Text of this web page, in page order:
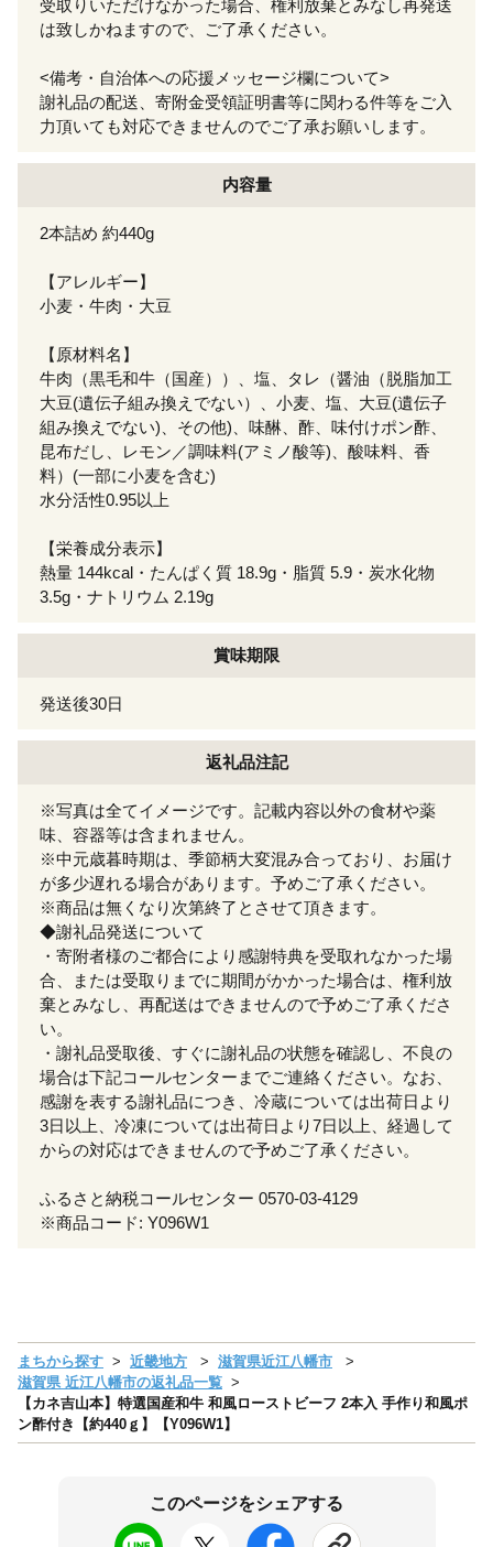
受取りいただけなかった場合、権利放棄とみなし再発送
は致しかねますので、ご了承ください。
<備考・自治体への応援メッセージ欄について>
謝礼品の配送、寄附金受領証明書等に関わる件等をご入
力頂いても対応できませんのでご了承お願いします。
内容量
2本詰め 約440g
【アレルギー】
小麦・牛肉・大豆
【原材料名】
牛肉（黒毛和牛（国産））、塩、タレ（醤油（脱脂加工
大豆(遺伝子組み換えでない）、小麦、塩、大豆(遺伝子
組み換えでない)、その他)、味醂、酢、味付けポン酢、
昆布だし、レモン／調味料(アミノ酸等)、酸味料、香
料）(一部に小麦を含む)
水分活性0.95以上
【栄養成分表示】
熱量 144kcal・たんぱく質 18.9g・脂質 5.9・炭水化物
3.5g・ナトリウム 2.19g
賞味期限
発送後30日
返礼品注記
※写真は全てイメージです。記載内容以外の食材や薬
味、容器等は含まれません。
※中元歳暮時期は、季節柄大変混み合っており、お届け
が多少遅れる場合があります。予めご了承ください。
※商品は無くなり次第終了とさせて頂きます。
◆謝礼品発送について
・寄附者様のご都合により感謝特典を受取れなかった場
合、または受取りまでに期間がかかった場合は、権利放
棄とみなし、再配送はできませんので予めご了承くださ
い。
・謝礼品受取後、すぐに謝礼品の状態を確認し、不良の
場合は下記コールセンターまでご連絡ください。なお、
感謝を表する謝礼品につき、冷蔵については出荷日より
3日以上、冷凍については出荷日より7日以上、経過して
からの対応はできませんので予めご了承ください。
ふるさと納税コールセンター 0570-03-4129
※商品コード: Y096W1
まちから探す 近畿地方
滋賀県近江八幡市
滋賀県 近江八幡市の返礼品一覧
【カネ吉山本】特選国産和牛 和風ローストビーフ 2本入 手作り和風ポ
ン酢付き【約440ｇ】【Y096W1】
このページをシェアする